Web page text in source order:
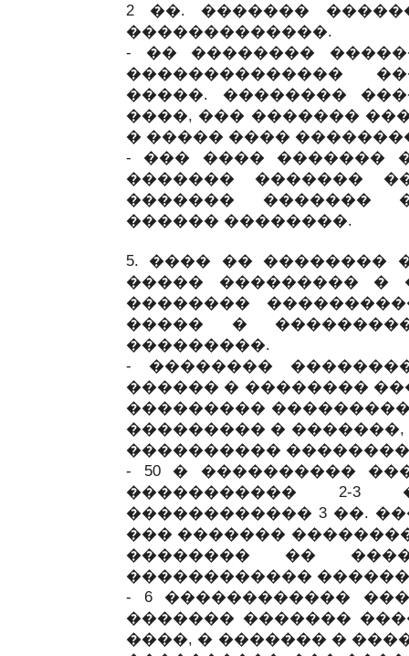
2 ��. �������
�������������.
- �� ��������
��������������
�����. ��������
����, ��� �������
� ����� ����
- ��� ���� �������
������� �������
������� �������
������ ��������.
5. ���� �� ��������
����� ��������� �
��������
����� �
���������.
- ��������
������ � ��������
���������
��������� �
����������
- 50 � ����������
����������� 2-3
������������ 3 ��.
��� �������
�������� ��
������������
- 6 ������������
������� �������
����, � ������� �